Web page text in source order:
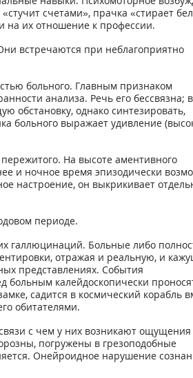
счетами», прачка «стирает
на их отношение к профессии.
встречаются при неблагоприятно
больного. Главным признаком
анализа. Речь его бессвязна;
обстановку, однако синтезировать,
больного выражает удивление
На высоте аментивного
и ночное время эпизодически
настроение, он выкрикивает
периоде.
галлюцинаций. Больные либо
отражая и реальную, и
представлениях. События
калейдоскопически
садится в космический корабль
обитателями.
с чем у них возникают ощущения
погружены в грезоподобные
Онейроидное нарушение